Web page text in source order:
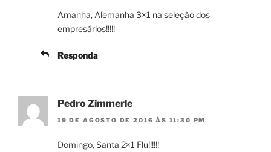
Amanha, Alemanha 3×1 na seleção dos
empresários!!!!!
Responda
Pedro Zimmerle
19 DE AGOSTO DE 2016 ÀS 11:30 PM
Domingo, Santa 2×1 Flu!!!!!!